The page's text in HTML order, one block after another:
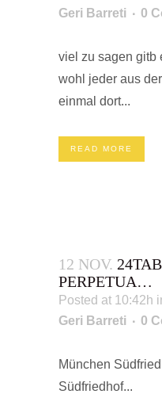
Geri Barreti
0
viel zu sagen gitb
wohl jeder aus
einmal dort...
READ MORE
12 NOV.
PERPETUA…
Posted at 10:42h
Geri Barreti
0
München
Südfriedhof...